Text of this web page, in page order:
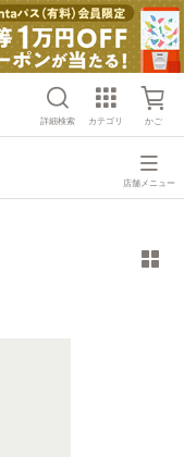
詳細検索 カテゴリ かご
店舗メニュー